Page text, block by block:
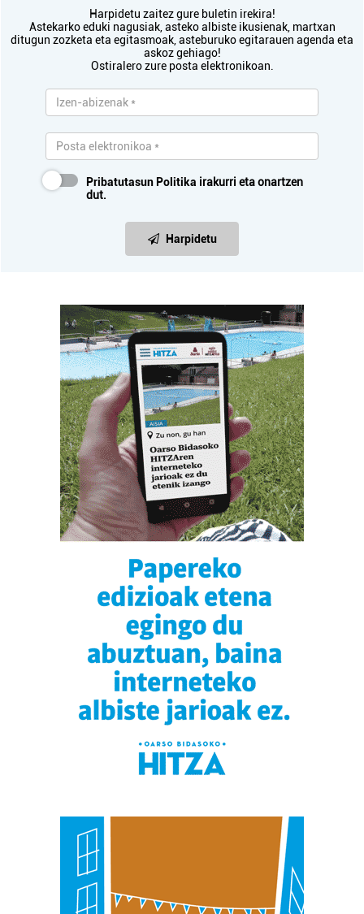
Harpidetu zaitez gure buletin irekira!
Astekarko eduki nagusiak, asteko albiste ikusienak, martxan
ditugun zozketa eta egitasmoak, asteburuko egitarauen agenda eta
askoz gehiago!
Ostiralero zure posta elektronikoan.
Pribatutasun Politika irakurri eta onartzen
dut.
Harpidetu